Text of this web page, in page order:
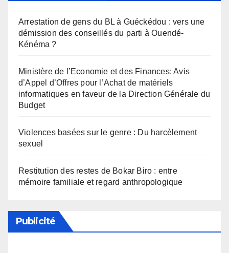
Arrestation de gens du BL à Guéckédou : vers une
démission des conseillés du parti à Ouendé-
Kénéma ?
Ministère de l’Economie et des Finances: Avis
d’Appel d’Offres pour l’Achat de matériels
informatiques en faveur de la Direction Générale du
Budget
Violences basées sur le genre : Du harcèlement
sexuel
Restitution des restes de Bokar Biro : entre
mémoire familiale et regard anthropologique
Publicité